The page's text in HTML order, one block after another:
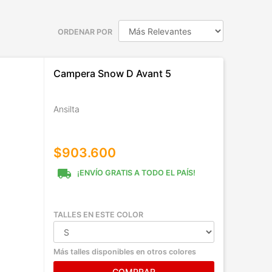
ORDENAR POR
Campera Snow D Avant 5
Ansilta
$903.600
local_shipping ¡ENVÍO GRATIS A TODO EL PAÍS!
TALLES EN ESTE COLOR
Más talles disponibles en otros colores